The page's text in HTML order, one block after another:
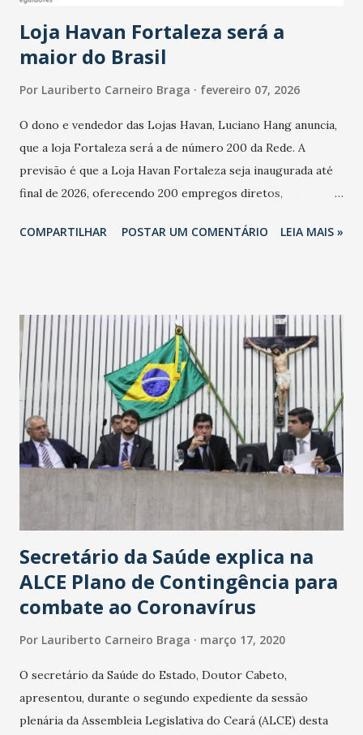
cresceu. De acordo com a pesquisa, 44% dos n...
Loja Havan Fortaleza será a
maior do Brasil
Por Lauriberto Carneiro Braga fevereiro 07, 2026
O dono e vendedor das Lojas Havan, Luciano Hang anuncia,
que a loja Fortaleza será a de número 200 da Rede. A
previsão é que a Loja Havan Fortaleza seja inaugurada até
final de 2026, oferecendo 200 empregos diretos,
Havan Fortaleza ainda não foi anunciada oficialmente, mas
COMPARTILHAR POSTAR UM COMENTÁRIO LEIA MAIS »
Secretário da Saúde explica na
ALCE Plano de Contingência para
combate ao Coronavírus
Por Lauriberto Carneiro Braga março 17, 2020
O secretário da Saúde do Estado, Doutor Cabeto,
apresentou, durante o segundo expediente da sessão
plenária da Assembleia Legislativa do Ceará (ALCE) desta